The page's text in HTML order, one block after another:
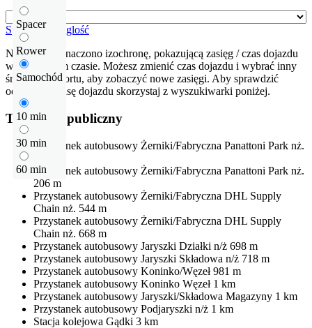
Spacer
Rower
Samochód
10 min
30 min
60 min
Sprawdź odleglość
Na mapie zaznaczono izochronę, pokazującą zasięg / czas dojazdu
w określonym czasie. Możesz zmienić czas dojazdu i wybrać inny
środek transportu, aby zobaczyć nowe zasięgi. Aby sprawdzić
odłegłość i trasę dojazdu skorzystaj z wyszukiwarki poniżej.
Transport publiczny
Przystanek autobusowy Żerniki/Fabryczna Panattoni Park nż.
Przystanek autobusowy Żerniki/Fabryczna Panattoni Park nż.
206 m
Przystanek autobusowy Żerniki/Fabryczna DHL Supply
Chain nż. 544 m
Przystanek autobusowy Żerniki/Fabryczna DHL Supply
Chain nż. 668 m
Przystanek autobusowy Jaryszki Działki n/ż 698 m
Przystanek autobusowy Jaryszki Składowa n/ż 718 m
Przystanek autobusowy Koninko/Węzeł 981 m
Przystanek autobusowy Koninko Węzeł 1 km
Przystanek autobusowy Jaryszki/Składowa Magazyny 1 km
Przystanek autobusowy Podjaryszki n/ż 1 km
Stacja kolejowa Gądki 3 km